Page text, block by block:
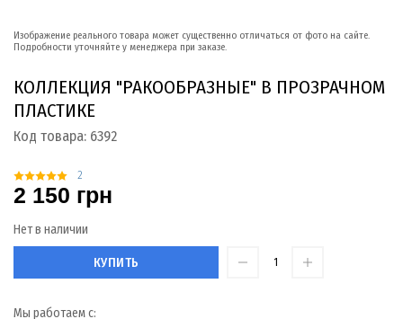
Изображение реального товара может существенно отличаться от фото на сайте.
Подробности уточняйте у менеджера при заказе.
КОЛЛЕКЦИЯ "РАКООБРАЗНЫЕ" В ПРОЗРАЧНОМ
ПЛАСТИКЕ
Код товара: 6392
2
2 150 грн
Нет в наличии
КУПИТЬ
Мы работаем с: